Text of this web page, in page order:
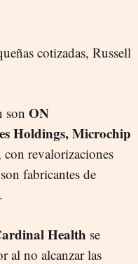
cotizadas, Russell
son ON
Holdings, Microchip
con revalorizaciones
fabricantes de
Health se
al no alcanzar las